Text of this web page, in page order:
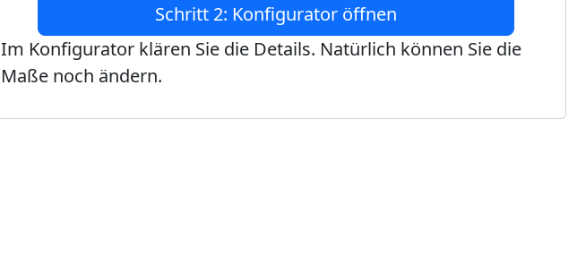
Schritt 2: Konfigurator öffnen
Im Konfigurator klären Sie die Details. Natürlich können Sie die
Maße noch ändern.